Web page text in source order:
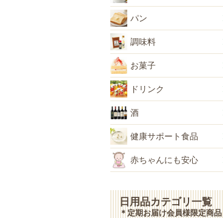
パン
調味料
お菓子
ドリンク
酒
健康サポート食品
赤ちゃんにも安心
日用品カテゴリ一覧
＊定期お届け会員様限定商品
-